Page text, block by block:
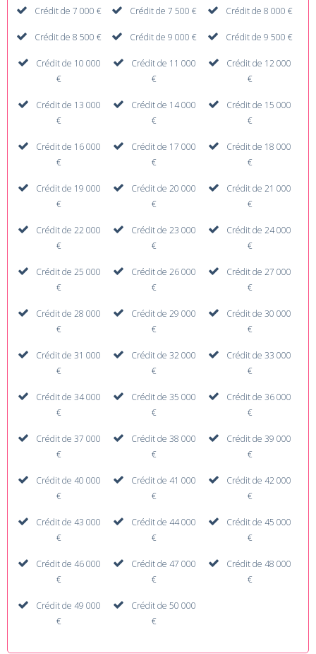
Crédit de 7 000 € Crédit de 7 500 € Crédit de 8 000 €
Crédit de 8 500 € Crédit de 9 000 € Crédit de 9 500 €
Crédit de 10 000
€
Crédit de 11 000
€
Crédit de 12 000
€
Crédit de 13 000
€
Crédit de 14 000
€
Crédit de 15 000
€
Crédit de 16 000
€
Crédit de 17 000
€
Crédit de 18 000
€
Crédit de 19 000
€
Crédit de 20 000
€
Crédit de 21 000
€
Crédit de 22 000
€
Crédit de 23 000
€
Crédit de 24 000
€
Crédit de 25 000
€
Crédit de 26 000
€
Crédit de 27 000
€
Crédit de 28 000
€
Crédit de 29 000
€
Crédit de 30 000
€
Crédit de 31 000
€
Crédit de 32 000
€
Crédit de 33 000
€
Crédit de 34 000
€
Crédit de 35 000
€
Crédit de 36 000
€
Crédit de 37 000
€
Crédit de 38 000
€
Crédit de 39 000
€
Crédit de 40 000
€
Crédit de 41 000
€
Crédit de 42 000
€
Crédit de 43 000
€
Crédit de 44 000
€
Crédit de 45 000
€
Crédit de 46 000
€
Crédit de 47 000
€
Crédit de 48 000
€
Crédit de 49 000
€
Crédit de 50 000
€